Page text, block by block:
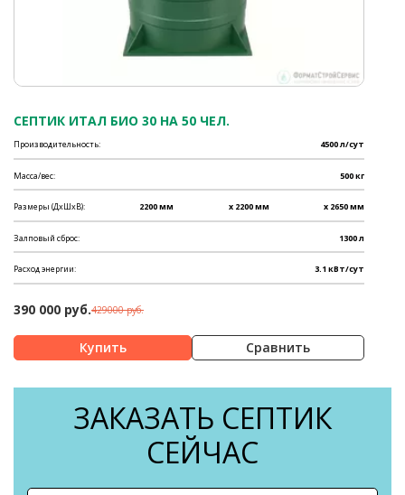
СЕПТИК ИТАЛ БИО 30 НА 50 ЧЕЛ.
Производительность: 4500 л/сут
Масса/вес: 500 кг
Размеры (ДхШхВ): 2200 мм x 2200 мм x 2650 мм
Залповый сброс: 1300 л
Расход энергии: 3.1 кВт/сут
390 000 руб.429000 руб.
Сравнить
ЗАКАЗАТЬ СЕПТИК
СЕЙЧАС